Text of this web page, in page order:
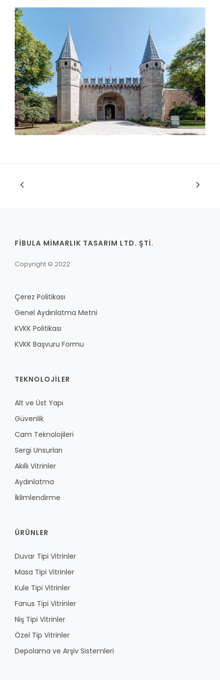
FİBULA MİMARLIK TASARIM LTD. ŞTİ.
Copyright © 2022
Çerez Politikası
Genel Aydınlatma Metni
KVKK Politikası
KVKK Başvuru Formu
TEKNOLOJILER
Alt ve Üst Yapı
Güvenlik
Cam Teknolojileri
Sergi Unsurları
Akıllı Vitrinler
Aydınlatma
İklimlendirme
ÜRÜNLER
Duvar Tipi Vitrinler
Masa Tipi Vitrinler
Kule Tipi Vitrinler
Fanus Tipi Vitrinler
Niş Tipi Vitrinler
Özel Tip Vitrinler
Depolama ve Arşiv Sistemleri